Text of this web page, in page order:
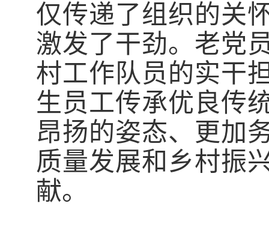
仅传递了组织的关
激发了干劲。老党
村工作队员的实干
生员工传承优良传
昂扬的姿态、更加
质量发展和乡村振
献。